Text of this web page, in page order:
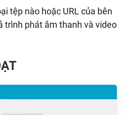
tệp nào hoặc URL của bên
trình phát âm thanh và video